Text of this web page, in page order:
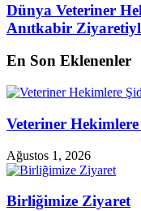
Dünya Veteriner
Anıtkabir
En Son Eklenenler
Veteriner
Ağustos 1, 2026
Birliğimize Ziyaret